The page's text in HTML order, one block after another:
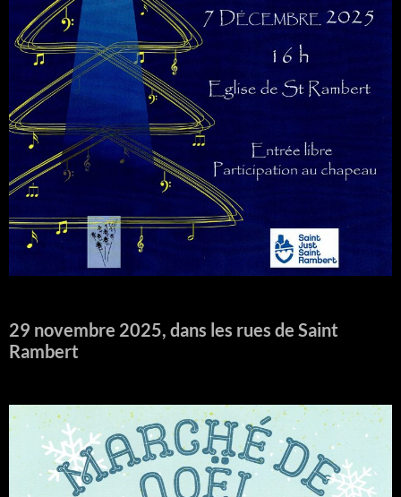
29 novembre 2025, dans les rues de Saint
Rambert